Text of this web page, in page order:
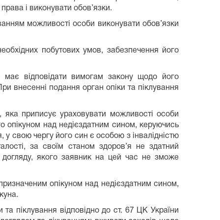
і виконувати обов’язки.
можливості особи виконувати обов’язки
побутових умов, забезпечення його
має відповідати вимогам закону щодо його
внесенні подання орган опіки та піклування
приписує ураховувати можливості особи
опікуном над недієздатним сином, керуючись
свою чергу його син є особою з інвалідністю
за своїм станом здоров’я не здатний
догляду, якого заявник на цей час не зможе
опікуном над недієздатним сином,
піклування відповідно до ст. 67 ЦК України